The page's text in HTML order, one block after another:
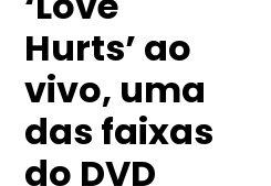
Hurts’ ao
vivo, uma
das faixas
do DVD